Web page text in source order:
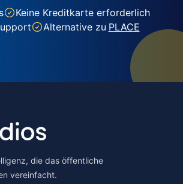
Keine Kreditkarte erforderlich
Alternative zu PLACE
die das öffentliche
vereinfacht.